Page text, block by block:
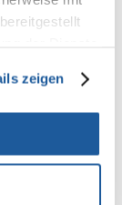
zeigen
NACHRICHT